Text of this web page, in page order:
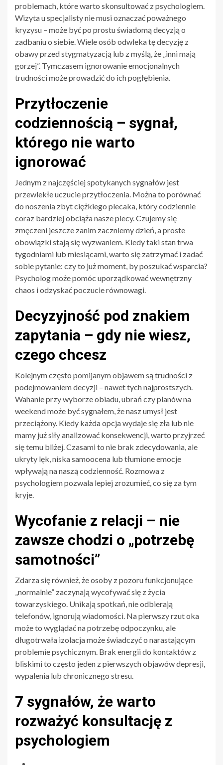
problemach, które warto skonsultować z psychologiem.
Wizyta u specjalisty nie musi oznaczać poważnego
kryzysu – może być po prostu świadomą decyzją o
zadbaniu o siebie. Wiele osób odwleka tę decyzję z
obawy przed stygmatyzacją lub z myślą, że „inni mają
gorzej”. Tymczasem ignorowanie emocjonalnych
trudności może prowadzić do ich pogłębienia.
Przytłoczenie
codziennością – sygnał,
którego nie warto
ignorować
Jednym z najczęściej spotykanych sygnałów jest
przewlekłe uczucie przytłoczenia. Można to porównać
do noszenia zbyt ciężkiego plecaka, który codziennie
coraz bardziej obciąża nasze plecy. Czujemy się
zmęczeni jeszcze zanim zaczniemy dzień, a proste
obowiązki stają się wyzwaniem. Kiedy taki stan trwa
tygodniami lub miesiącami, warto się zatrzymać i zadać
sobie pytanie: czy to już moment, by poszukać wsparcia?
Psycholog może pomóc uporządkować wewnętrzny
chaos i odzyskać poczucie równowagi.
Decyzyjność pod znakiem
zapytania – gdy nie wiesz,
czego chcesz
Kolejnym często pomijanym objawem są trudności z
podejmowaniem decyzji – nawet tych najprostszych.
Wahanie przy wyborze obiadu, ubrań czy planów na
weekend może być sygnałem, że nasz umysł jest
przeciążony. Kiedy każda opcja wydaje się zła lub nie
mamy już siły analizować konsekwencji, warto przyjrzeć
się temu bliżej. Czasami to nie brak zdecydowania, ale
ukryty lęk, niska samoocena lub tłumione emocje
wpływają na naszą codzienność. Rozmowa z
psychologiem pozwala lepiej zrozumieć, co się za tym
kryje.
Wycofanie z relacji – nie
zawsze chodzi o „potrzebę
samotności”
Zdarza się również, że osoby z pozoru funkcjonujące
„normalnie” zaczynają wycofywać się z życia
towarzyskiego. Unikają spotkań, nie odbierają
telefonów, ignorują wiadomości. Na pierwszy rzut oka
może to wyglądać na potrzebę odpoczynku, ale
długotrwała izolacja może świadczyć o narastającym
problemie psychicznym. Brak energii do kontaktów z
bliskimi to często jeden z pierwszych objawów depresji,
wypalenia lub chronicznego stresu.
7 sygnałów, że warto
rozważyć konsultację z
psychologiem